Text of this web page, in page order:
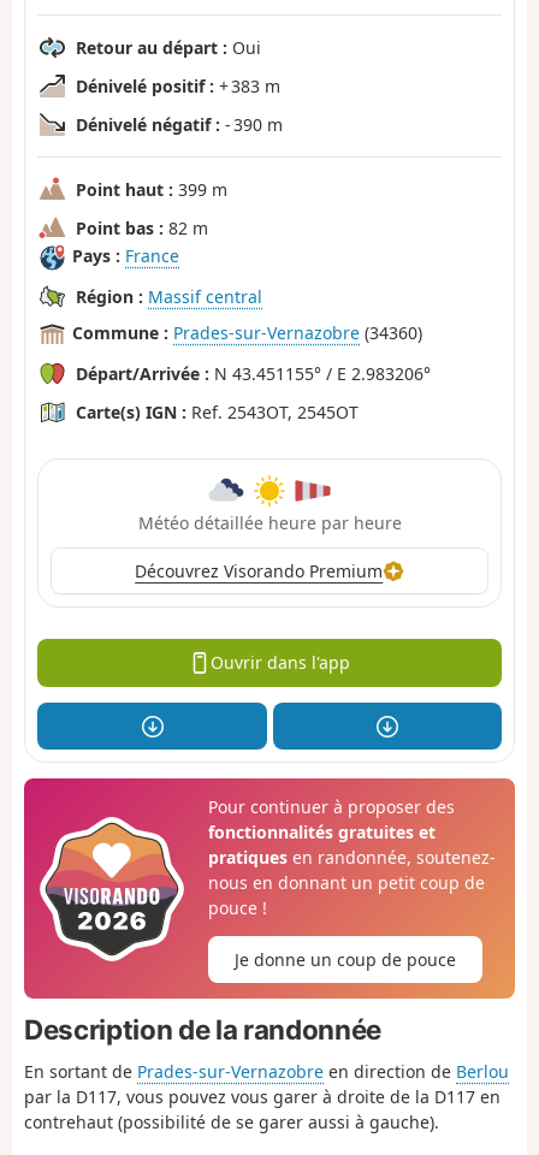
Retour au départ : Oui
Dénivelé positif : + 383 m
Dénivelé négatif : - 390 m
Point haut : 399 m
Point bas : 82 m
Pays : France
Région : Massif central
Commune : Prades-sur-Vernazobre (34360)
Départ/Arrivée : N 43.451155° / E 2.983206°
Carte(s) IGN : Ref. 2543OT, 2545OT
Météo détaillée heure par heure
Découvrez Visorando Premium
Ouvrir dans l'app
Pour continuer à proposer des
fonctionnalités gratuites et
pratiquesen randonnée, soutenez-
nous en donnant un petit coup de
pouce !
Je donne un coup de pouce
Description de la randonnée
En sortant de Prades-sur-Vernazobre en direction de Berlou
par la D117, vous pouvez vous garer à droite de la D117 en
contrehaut (possibilité de se garer aussi à gauche).